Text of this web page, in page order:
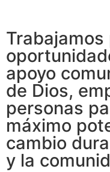
apoyo
de Dios,
personas
máximo
cambio
y la